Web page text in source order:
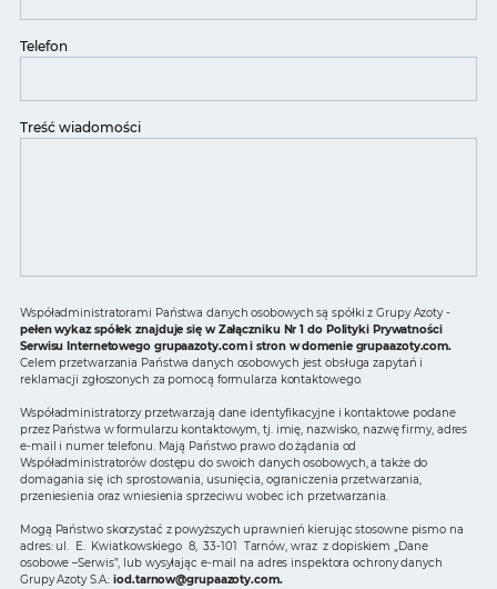
Telefon
Treść wiadomości
Współadministratorami Państwa danych osobowych są spółki z Grupy Azoty -
pełen wykaz spółek znajduje się w Załączniku Nr 1 do Polityki Prywatności
Serwisu Internetowego grupaazoty.com i stron w domenie grupaazoty.com.
Celem przetwarzania Państwa danych osobowych jest obsługa zapytań i
reklamacji zgłoszonych za pomocą formularza kontaktowego.
Współadministratorzy przetwarzają dane identyfikacyjne i kontaktowe podane
przez Państwa w formularzu kontaktowym, tj. imię, nazwisko, nazwę firmy, adres
e-mail i numer telefonu. Mają Państwo prawo do żądania od
Współadministratorów dostępu do swoich danych osobowych, a także do
domagania się ich sprostowania, usunięcia, ograniczenia przetwarzania,
przeniesienia oraz wniesienia sprzeciwu wobec ich przetwarzania.
Mogą Państwo skorzystać z powyższych uprawnień kierując stosowne pismo na
adres: ul. E. Kwiatkowskiego 8, 33-101 Tarnów, wraz z dopiskiem „Dane
osobowe –Serwis”, lub wysyłając e-mail na adres inspektora ochrony danych
Grupy Azoty S.A.:iod.tarnow@grupaazoty.com.